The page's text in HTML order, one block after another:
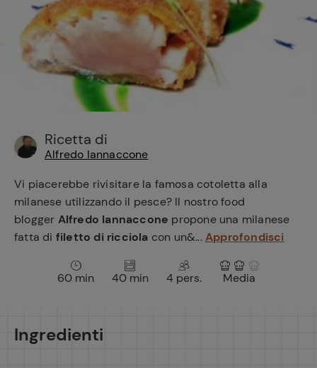
la frutta
sensi di
Ricetta di
Alfredo Iannaccone
Vi piacerebbe rivisitare la famosa cotoletta alla
milanese utilizzando il pesce? Il nostro food
blogger Alfredo Iannaccone propone una milanese
fatta di filetto di ricciola con un&...Approfondisci
60 min 40 min 4 pers. Media
Ingredienti